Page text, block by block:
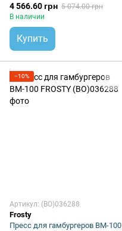
4 566.60 грн 5 074.00 грн
В наличии
Купить
−10%
Артикул: (BO)036288
Frosty
Пресс для гамбургеров BM-100